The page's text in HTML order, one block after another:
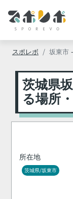
スポレボ 坂東市
茨城県
る場所
所在地
茨城県/坂東市